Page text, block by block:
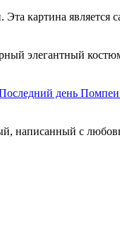
картина является
элегантный
день
написанный с